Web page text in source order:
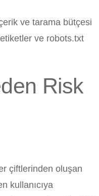
ve tarama bütçesi
etiketler ve robots.txt
Risk
çiftlerinden oluşan
kullanıcıya